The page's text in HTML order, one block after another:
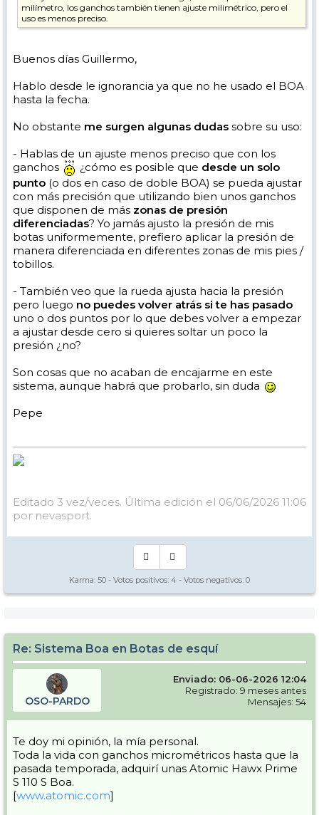
milímetro, los ganchos también tienen ajuste milimétrico, pero el
uso es menos preciso.
Buenos días Guillermo,
Hablo desde le ignorancia ya que no he usado el BOA
hasta la fecha.
No obstante me surgen algunas dudas sobre su uso:
- Hablas de un ajuste menos preciso que con los
ganchos
¿cómo es posible que desde un solo
punto (o dos en caso de doble BOA) se pueda ajustar
con más precisión que utilizando bien unos ganchos
que disponen de más zonas de presión
diferenciadas? Yo jamás ajusto la presión de mis
botas uniformemente, prefiero aplicar la presión de
manera diferenciada en diferentes zonas de mis pies /
tobillos.
- También veo que la rueda ajusta hacia la presión
pero luego no puedes volver atrás si te has pasado
uno o dos puntos por lo que debes volver a empezar
a ajustar desde cero si quieres soltar un poco la
presión ¿no?
Son cosas que no acaban de encajarme en este
sistema, aunque habrá que probarlo, sin duda
Pepe
Editado 3 vez/veces. Última edición el 06/06/2026 11:06
por nevasport.
Karma: 50 - Votos positivos: 4 - Votos negativos: 0
Re: Sistema Boa en Botas de esquí
OSO-PARDO
Enviado: 06-06-2026 12:04
Registrado: 9 meses antes
Mensajes: 54
Te doy mi opinión, la mía personal.
Toda la vida con ganchos micrométricos hasta que la
pasada temporada, adquirí unas Atomic Hawx Prime
S 110 S Boa.
[www.atomic.com]